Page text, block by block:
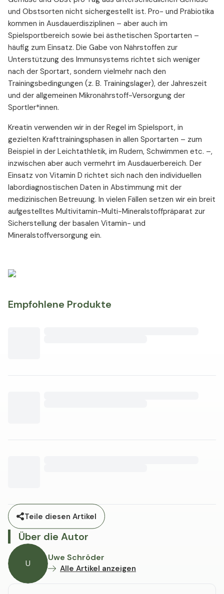
und Obstsorten nicht sichergestellt ist. Pro- und Präbiotika
kommen in Ausdauerdisziplinen – aber auch im
Spielsportbereich sowie bei ästhetischen Sportarten –
häufig zum Einsatz. Die Gabe von Nährstoffen zur
Unterstützung des Immunsystems richtet sich weniger
nach der Sportart, sondern vielmehr nach den
Trainingsbedingungen (z. B. Trainingslager), der Jahreszeit
und der allgemeinen Mikronährstoff-Versorgung der
Sportler*innen.
Kreatin verwenden wir in der Regel im Spielsport, in
gezielten Krafttrainingsphasen in allen Sportarten – zum
Beispiel in der Leichtathletik, im Rudern, Schwimmen etc. –,
inzwischen aber auch vermehrt im Ausdauerbereich. Der
Einsatz von Vitamin D richtet sich nach den individuellen
labordiagnostischen Daten in Abstimmung mit der
medizinischen Betreuung. In vielen Fällen setzen wir ein breit
aufgestelltes Multivitamin-Multi-Mineralstoffpräparat zur
Sicherstellung der basalen Vitamin- und
Mineralstoffversorgung ein.
Empfohlene Produkte
Teile diesen Artikel
Über die Autor
U
Uwe Schröder
Alle Artikel anzeigen